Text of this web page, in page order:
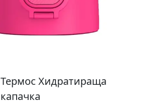
Термос Хидратираща
капачка